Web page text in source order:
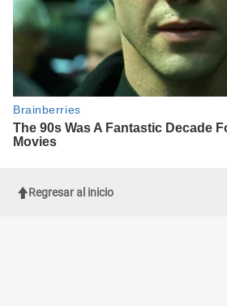
Regresar al inicio